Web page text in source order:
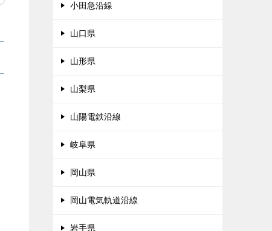
小田急沿線
山口県
山形県
山梨県
山陽電鉄沿線
岐阜県
岡山県
岡山電気軌道沿線
岩手県